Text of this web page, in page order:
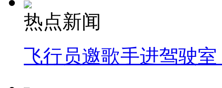
热点新闻
飞行员邀歌手进驾驶